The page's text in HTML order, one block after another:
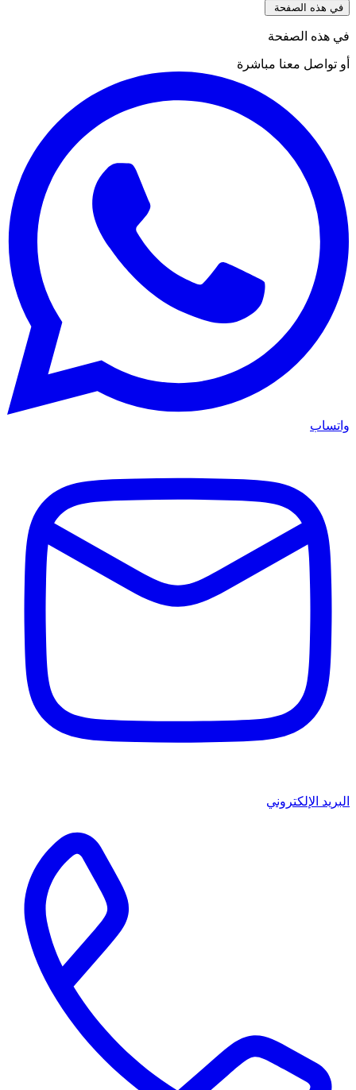
في هذه الصفحة
في هذه الصفحة
أو تواصل معنا مباشرة
واتساب
البريد الإلكتروني